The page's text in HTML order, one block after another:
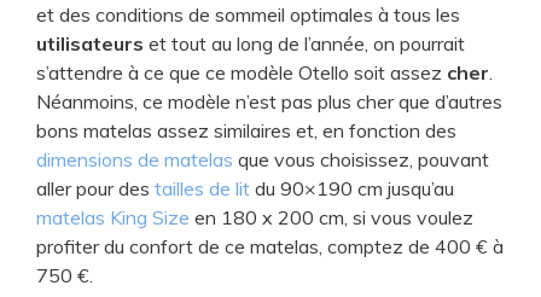
et des conditions de sommeil optimales à tous les
utilisateurs et tout au long de l’année, on pourrait
s’attendre à ce que ce modèle Otello soit assez cher.
Néanmoins, ce modèle n’est pas plus cher que d’autres
bons matelas assez similaires et, en fonction des
dimensions de matelas que vous choisissez, pouvant
aller pour des tailles de lit du 90×190 cm jusqu’au
matelas King Size en 180 x 200 cm, si vous voulez
profiter du confort de ce matelas, comptez de 400 € à
750 €.